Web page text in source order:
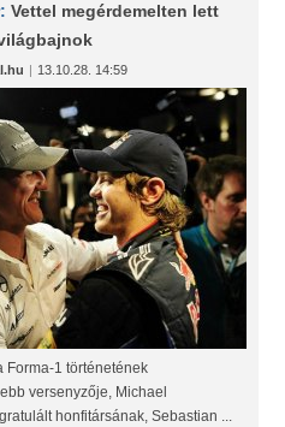
Vettel megérdemelten lett
| 13.10.28. 14:59
Forma-1 történetének
versenyzője, Michael
honfitársának, Sebastian ...